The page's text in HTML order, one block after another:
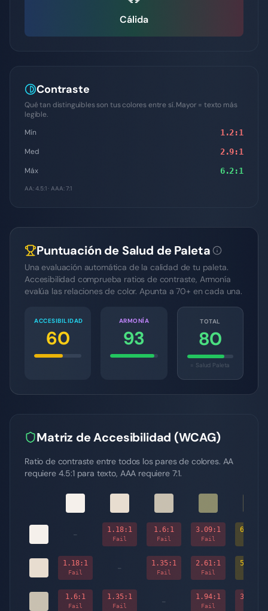
Cálida
Contraste
Qué tan distinguibles son tus colores entre sí. Mayor = texto más
legible.
Mín
1.2:1
Med
2.9:1
Máx
6.2:1
AA: 4.5:1 · AAA: 7:1
Puntuación de Salud de Paleta
Una evaluación automática de la calidad de tu paleta.
Accesibilidad comprueba ratios de contraste, Armonía
evalúa las relaciones de color. Apunta a 70+ en cada una.
ACCESIBILIDAD
60
ARMONÍA
93
TOTAL
80
= Salud Paleta
Matriz de Accesibilidad (WCAG)
Ratio de contraste entre todos los pares de colores. AA
requiere 4.5:1 para texto, AAA requiere 7:1.
- 1.18:1
Fail
1.6:1
Fail
3.09:1
Fail
6.19
1.18:1
Fail - 1.35:1
Fail
2.61:1
Fail
5.24
1.6:1
Fail
1.35:1
Fail - 1.94:1
Fail
3.88